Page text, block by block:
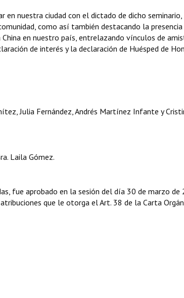
nuestra ciudad con el dictado de dicho seminario,
como así también destacando la
en nuestro país, entrelazando vínculos de
de interés y la declaración de Huésped de
Julia Fernández, Andrés Martínez Infante y
Laila Gómez.
fue aprobado en la sesión del día 30 de marzo de
que le otorga el Art. 38 de la Carta